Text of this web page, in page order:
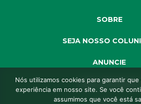
SOBRE
SEJA NOSSO
ANUNCIE
SEJA APOIADOR
Nós utilizamos cookies para garantir
experiência em nosso site. Se você
assumimos que você está